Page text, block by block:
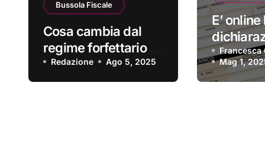
Bussola Fiscale
Cosa cambia dal
regime forfettario al
regime ordinario?
Redazione Ago 5, 2025
E’ online
redditi
Francesca
Mag 1,